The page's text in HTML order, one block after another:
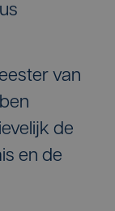
van
de
en de